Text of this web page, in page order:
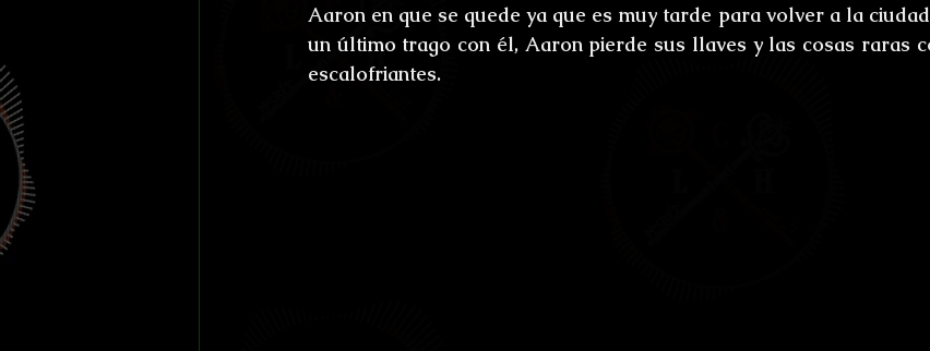
Aaron en que se quede ya que es muy tarde para volver a la
escalofriantes.